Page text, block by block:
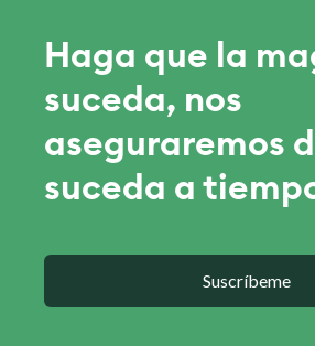
Haga que la
suceda, nos
aseguraremos
suceda a
Suscríbeme